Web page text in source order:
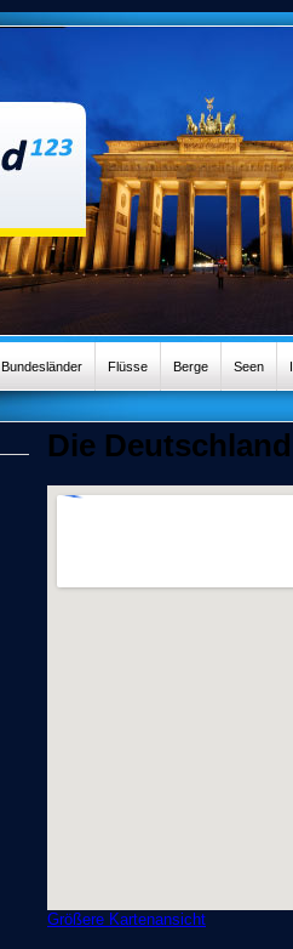
Bundesländer Flüsse Berge Seen
Die
Größere Kartenansicht